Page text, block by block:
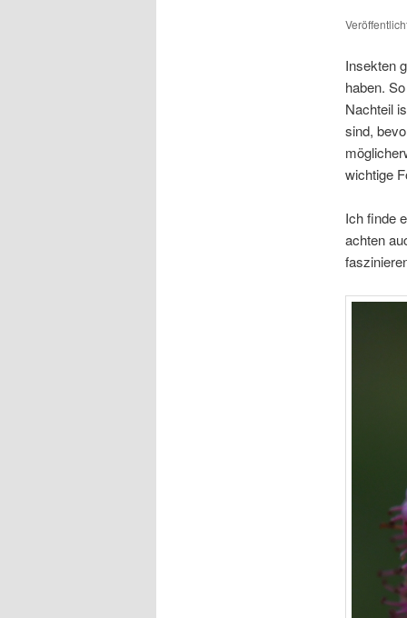
Insekten
haben.
Nachteil
sind,
wichtige
Ich finde
achten